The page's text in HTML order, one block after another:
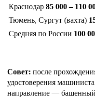
Краснодар 85 000 – 110
Тюмень, Сургут (вахта)
Средняя по России 100
Совет: после
удостоверения
направление —